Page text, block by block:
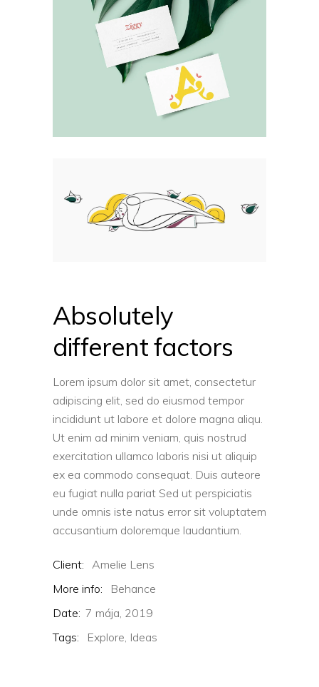
Absolutely
different factors
Lorem ipsum dolor sit amet, consectetur
adipiscing elit, sed do eiusmod tempor
incididunt ut labore et dolore magna aliqu.
Ut enim ad minim veniam, quis nostrud
exercitation ullamco laboris nisi ut aliquip
ex ea commodo consequat. Duis auteore
eu fugiat nulla pariat Sed ut perspiciatis
unde omnis iste natus error sit voluptatem
accusantium doloremque laudantium.
Client: Amelie Lens
More info:
Behance
Date: 7 mája, 2019
Tags:
Explore, Ideas